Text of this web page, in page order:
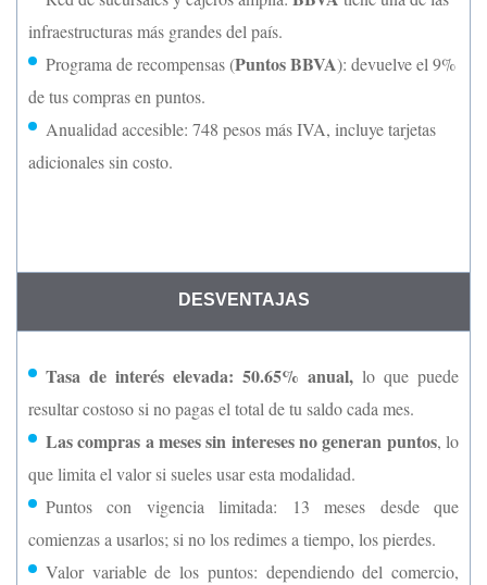
infraestructuras más grandes del país.
Programa de recompensas (Puntos BBVA): devuelve el 9%
de tus compras en puntos.
Anualidad accesible: 748 pesos más IVA, incluye tarjetas
adicionales sin costo.
DESVENTAJAS
Tasa de interés elevada: 50.65% anual, lo que puede
resultar costoso si no pagas el total de tu saldo cada mes.
Las compras a meses sin intereses no generan puntos, lo
que limita el valor si sueles usar esta modalidad.
Puntos con vigencia limitada: 13 meses desde que
comienzas a usarlos; si no los redimes a tiempo, los pierdes.
Valor variable de los puntos: dependiendo del comercio,